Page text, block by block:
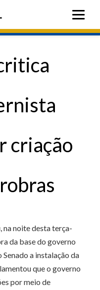
criação
noite desta terça-
da base do governo
a instalação da
que o governo
por meio de